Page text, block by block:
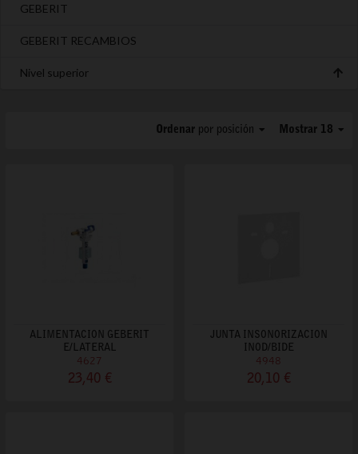
GEBERIT
GEBERIT RECAMBIOS
Nivel superior
Mostrar 18
Ordenar por posición
ALIMENTACION GEBERIT
E/LATERAL
4627
23,40 €
JUNTA INSONORIZACION
INOD/BIDE
4948
20,10 €